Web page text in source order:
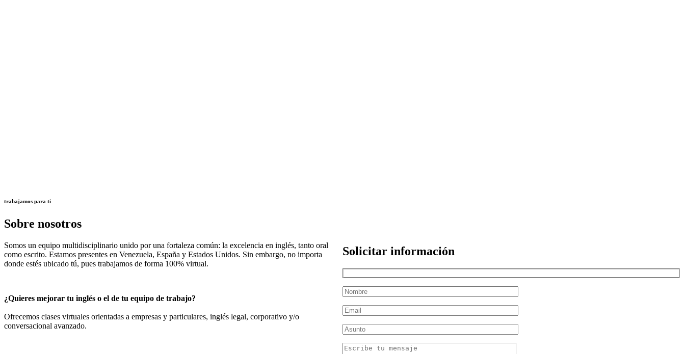
trabajamos para ti
Sobre nosotros
Somos un equipo multidisciplinario unido por una fortaleza común: la excelencia en inglés, tanto oral
como escrito. Estamos presentes en Venezuela, España y Estados Unidos. Sin embargo, no importa
donde estés ubicado tú, pues trabajamos de forma 100% virtual.
¿Quieres mejorar tu inglés o el de tu equipo de trabajo?
Ofrecemos clases virtuales orientadas a empresas y particulares, inglés legal, corporativo y/o
conversacional avanzado.
Solicitar información